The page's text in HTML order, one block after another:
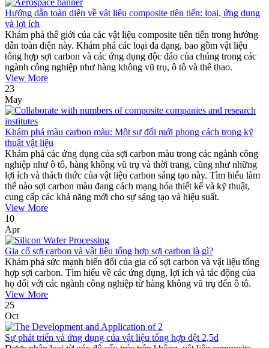
Hướng dẫn toàn diện về vật liệu composite tiên tiến: loại, ứng dụng
và lợi ích
Khám phá thế giới của các vật liệu composite tiên tiến trong hướng
dẫn toàn diện này. Khám phá các loại đa dạng, bao gồm vật liệu
tổng hợp sợi carbon và các ứng dụng độc đáo của chúng trong các
ngành công nghiệp như hàng không vũ trụ, ô tô và thể thao.
View More
23
May
Khám phá màu carbon màu: Một sự đổi mới phong cách trong kỹ
thuật vật liệu
Khám phá các ứng dụng của sợi carbon màu trong các ngành công
nghiệp như ô tô, hàng không vũ trụ và thời trang, cũng như những
lợi ích và thách thức của vật liệu carbon sáng tạo này. Tìm hiểu làm
thế nào sợi carbon màu đang cách mạng hóa thiết kế và kỹ thuật,
cung cấp các khả năng mới cho sự sáng tạo và hiệu suất.
View More
10
Apr
Gia cố sợi carbon và vật liệu tổng hợp sợi carbon là gì?
Khám phá sức mạnh biến đổi của gia cố sợi carbon và vật liệu tổng
hợp sợi carbon. Tìm hiểu về các ứng dụng, lợi ích và tác động của
họ đối với các ngành công nghiệp từ hàng không vũ trụ đến ô tô.
View More
25
Oct
Sự phát triển và ứng dụng của vật liệu tổng hợp dệt 2,5d